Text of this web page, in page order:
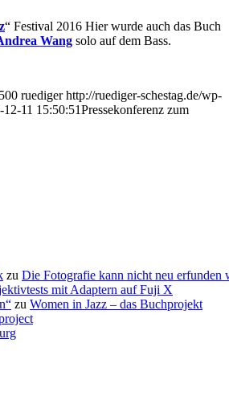
“ Festival 2016 Hier wurde auch das Buch
Wang solo auf dem Bass.
500 ruediger http://ruediger-schestag.de/wp-
12-11 15:50:51Pressekonferenz zum
zu Die Fotografie kann nicht neu erfunden
mit Adaptern auf Fuji X
zu Women in Jazz – das Buchprojekt